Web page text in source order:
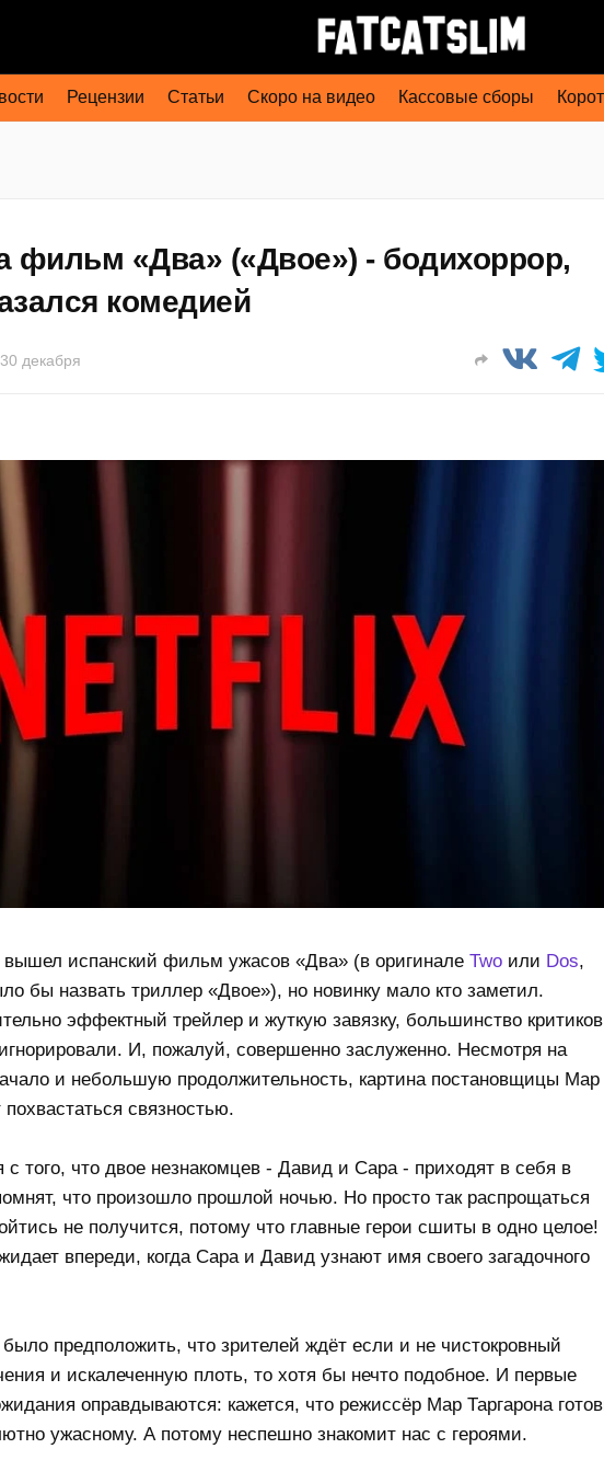
Рецензии Статьи Скоро на видео Кассовые сборы
фильм «Два» («Двое») - бодихоррор,
комедией
30 декабря
вышел испанский фильм ужасов «Два» (в оригинале Twoили Dos,
бы назвать триллер «Двое»), но новинку мало кто заметил.
эффектный трейлер и жуткую завязку, большинство
И, пожалуй, совершенно заслуженно. Несмотря на
и небольшую продолжительность, картина постановщицы Мар
связностью.
с того, что двое незнакомцев - Давид и Сара - приходят в себя в
что произошло прошлой ночью. Но просто так распрощаться
не получится, потому что главные герои сшиты в одно целое!
впереди, когда Сара и Давид узнают имя своего загадочного
предположить, что зрителей ждёт если и не чистокровный
и искалеченную плоть, то хотя бы нечто подобное. И первые
оправдываются: кажется, что режиссёр Мар Таргарона
ужасному. А потому неспешно знакомит нас с героями.